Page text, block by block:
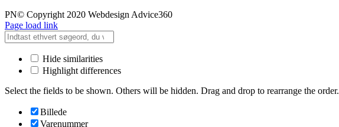
PN© Copyright 2020 Webdesign Advice360
Page load link
Hide similarities
Highlight differences
Select the fields to be shown. Others will be hidden. Drag and drop to rearrange the order.
Billede
Varenummer